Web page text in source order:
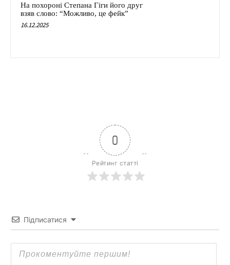
На похороні Степана Гіги його друг
взяв слово: “Можливо, це фейк”
16.12.2025
0
Рейтинг статті
Підписатися